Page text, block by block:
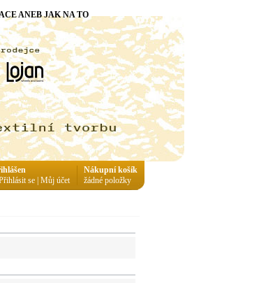
ANEB JAK NA TO
Nákupní košík
žádné položky
se Můj účet